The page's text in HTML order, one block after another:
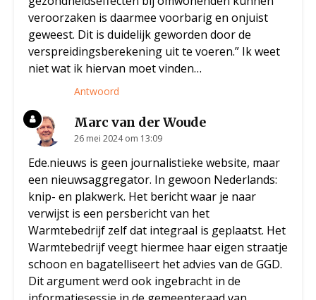
veroorzaken is daarmee voorbarig en onjuist
geweest. Dit is duidelijk geworden door de
verspreidingsberekening uit te voeren.” Ik weet
niet wat ik hiervan moet vinden…
Antwoord
Marc van der Woude
26 mei 2024 om 13:09
Ede.nieuws is geen journalistieke website, maar
een nieuwsaggregator. In gewoon Nederlands:
knip- en plakwerk. Het bericht waar je naar
verwijst is een persbericht van het
Warmtebedrijf zelf dat integraal is geplaatst. Het
Warmtebedrijf veegt hiermee haar eigen straatje
schoon en bagatelliseert het advies van de GGD.
Dit argument werd ook ingebracht in de